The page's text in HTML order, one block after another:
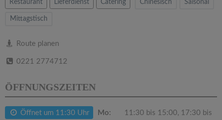
Restaurant Lieferdienst Catering Chinesisch Saisonal
Mittagstisch
Route planen
0221 2774712
ÖFFNUNGSZEITEN
Öffnet um 11:30 Uhr Mo: 11:30 bis 15:00, 17:30 bis
t